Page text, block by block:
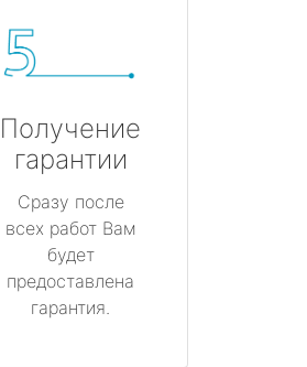
Получение
гарантии
Сразу после
всех работ Вам
будет
предоставлена
гарантия.